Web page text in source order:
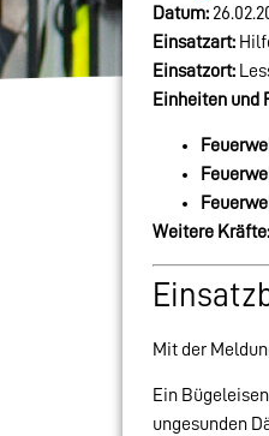
Datum:
Einsatzart:
Einsatzort:
Einheiten und
Weitere Kräfte:
Mit der
Ein
ungesunden